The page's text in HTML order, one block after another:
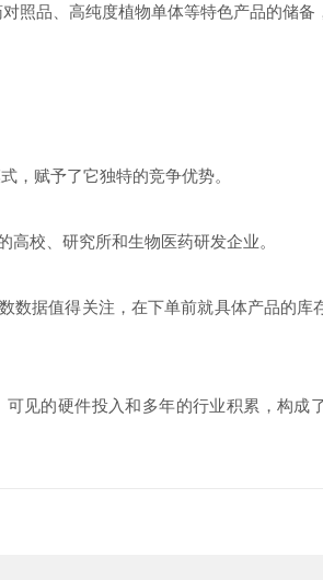
照品、高纯度植物单体等特色产品的储
，赋予了它独特的竞争优势。
校、研究所和生物医药研发企业。
数据值得关注，在下单前就具体产品的库
见的硬件投入和多年的行业积累，构成